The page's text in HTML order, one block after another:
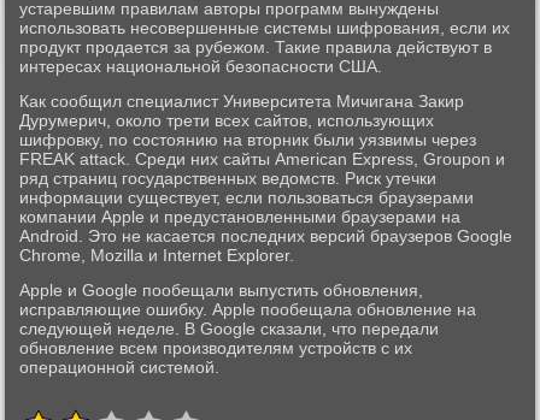
устаревшим правилам авторы программ вынуждены
использовать несовершенные системы шифрования, если их
продукт продается за рубежом. Такие правила действуют в
интересах национальной безопасности США.
Как сообщил специалист Университета Мичигана Закир
Дурумерич, около трети всех сайтов, использующих
шифровку, по состоянию на вторник были уязвимы через
FREAK attack. Среди них сайты American Express, Groupon и
ряд страниц государственных ведомств. Риск утечки
информации существует, если пользоваться браузерами
компании Apple и предустановленными браузерами на
Android. Это не касается последних версий браузеров Google
Chrome, Mozilla и Internet Explorer.
Apple и Google пообещали выпустить обновления,
исправляющие ошибку. Apple пообещала обновление на
следующей неделе. В Google сказали, что передали
обновление всем производителям устройств с их
операционной системой.